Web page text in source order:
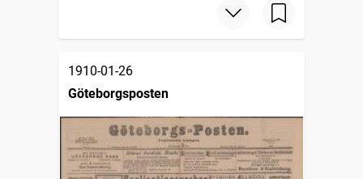
1910-01-26
Göteborgsposten